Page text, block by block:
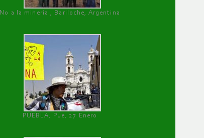
No a la minería , Bariloche, Argentina
PUEBLA, Pue, 27 Enero